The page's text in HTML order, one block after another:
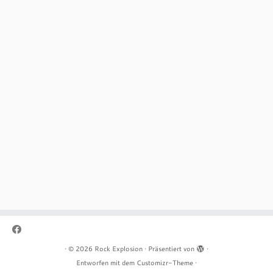
· © 2026 Rock Explosion · Präsentiert von
·
Entworfen mit dem Customizr-Theme ·